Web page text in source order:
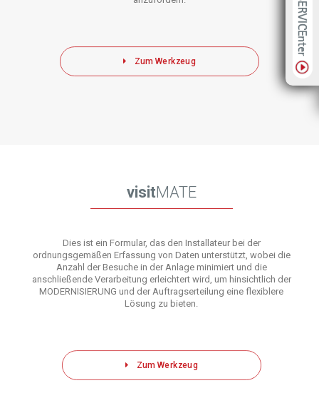
Zum Werkzeug
visitMATE
Dies ist ein Formular, das den Installateur bei der
ordnungsgemäßen Erfassung von Daten unterstützt, wobei die
Anzahl der Besuche in der Anlage minimiert und die
anschließende Verarbeitung erleichtert wird, um hinsichtlich der
MODERNISIERUNG und der Auftragserteilung eine flexiblere
Lösung zu bieten.
Zum Werkzeug